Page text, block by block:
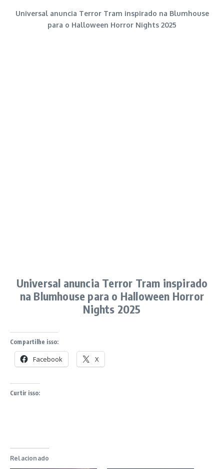
Universal anuncia Terror Tram inspirado na Blumhouse
para o Halloween Horror Nights 2025
Universal anuncia Terror Tram inspirado
na Blumhouse para o Halloween Horror
Nights 2025
Compartilhe isso:
Facebook X
Curtir isso:
Relacionado